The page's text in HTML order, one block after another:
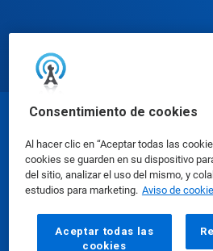
Consentimiento de cookies
Al hacer clic en “Aceptar todas las
cookies se guarden en su dispositivo
del sitio, analizar el uso del mismo, y
estudios para marketing. Aviso de
Aceptar todas las
cookies
Hojas de datos de seguridad|
|condiciones